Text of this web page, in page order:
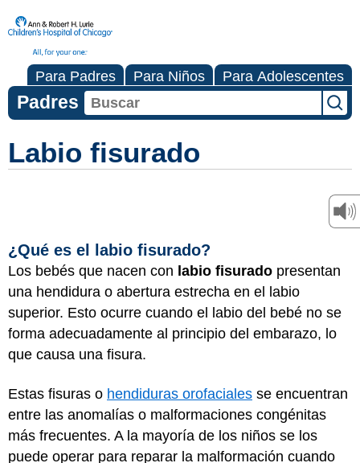
Para Padres Para Niños Para Adolescentes
Padres
Labio fisurado
¿Qué es el labio fisurado?
Los bebés que nacen con labio fisurado presentan
una hendidura o abertura estrecha en el labio
superior. Esto ocurre cuando el labio del bebé no se
forma adecuadamente al principio del embarazo, lo
que causa una fisura.
Estas fisuras o hendiduras orofaciales se encuentran
entre las anomalías o malformaciones congénitas
más frecuentes. A la mayoría de los niños se los
puede operar para reparar la malformación cuando